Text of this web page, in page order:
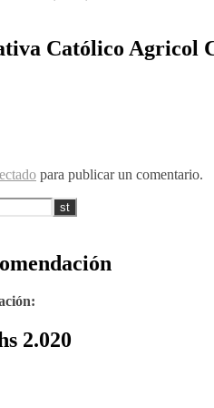
Católico Agricol
para publicar un comentario.
2.020